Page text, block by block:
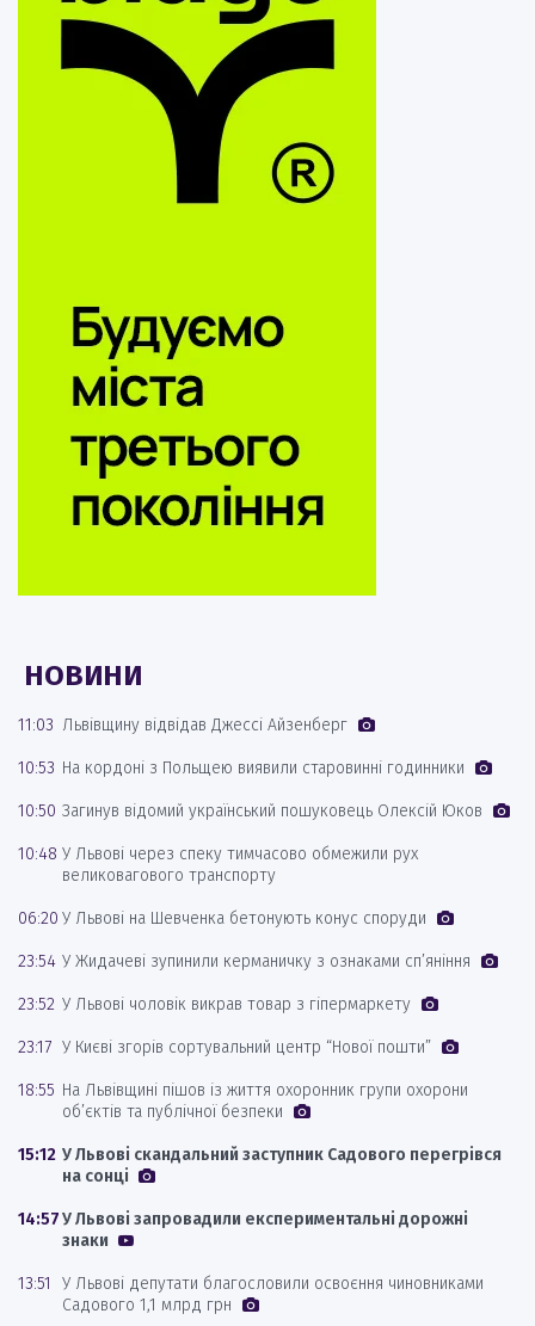
НОВИНИ
11:03 Львівщину відвідав Джессі Айзенберг
10:53 На кордоні з Польщею виявили старовинні годинники
10:50 Загинув відомий український пошуковець Олексій Юков
10:48 У Львові через спеку тимчасово обмежили рух
великовагового транспорту
06:20 У Львові на Шевченка бетонують конус споруди
23:54 У Жидачеві зупинили керманичку з ознаками сп’яніння
23:52 У Львові чоловік викрав товар з гіпермаркету
23:17 У Києві згорів сортувальний центр “Нової пошти”
18:55 На Львівщині пішов із життя охоронник групи охорони
об’єктів та публічної безпеки
15:12 У Львові скандальний заступник Садового перегрівся
на сонці
14:57У Львові запровадили експериментальні дорожні
знаки
13:51
У Львові депутати благословили освоєння чиновниками
Садового 1,1 млрд грн